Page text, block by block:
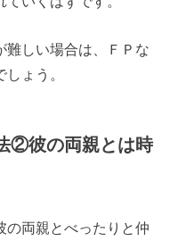
難しい場合は、ＦＰな
ょう。
②彼の両親とは時
の両親とべったりと仲